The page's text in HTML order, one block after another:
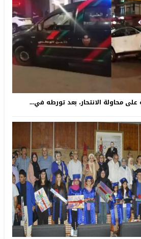
محاولة الانتحار، بعد تورطه في...